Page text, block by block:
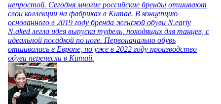
непростой. Сегодня многие российские бренды отшивают
свои коллекции на фабриках в Китае. В концепцию
основанного в 2019 году бренда женской обуви N.early
N.aked легла идея выпуска туфель, походящих для танцев, с
идеальной посадкой по ноге. Первоначально обувь
отшивалась в Европе, но уже в 2022 году производство
обуви перенесли в Китай.